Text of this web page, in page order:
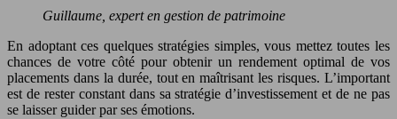
Guillaume, expert en gestion de patrimoine
En adoptant ces quelques stratégies simples, vous mettez toutes les
chances de votre côté pour obtenir un rendement optimal de vos
placements dans la durée, tout en maîtrisant les risques. L’important
est de rester constant dans sa stratégie d’investissement et de ne pas
se laisser guider par ses émotions.